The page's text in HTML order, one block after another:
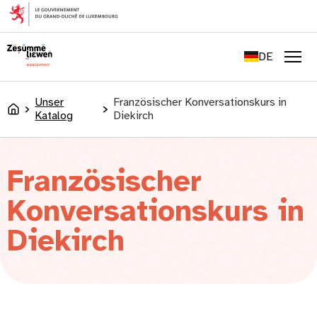
springen
DE
LU
Accueil
Unser
Katalog
Französischer Konversationskurs in
Diekirch
Französischer
Konversationskurs in
Diekirch